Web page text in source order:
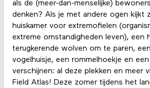
als de (meer-dan-menselijke)
denken? Als je met andere ogen kijkt
huiskamer voor extremofielen
extreme omstandigheden leven), een
terugkerende wolven om te paren,
vogelhuisje, een rommelhoekje en
verschijnen: al deze plekken en meer
Field Atlas! Deze zomer tijdens het